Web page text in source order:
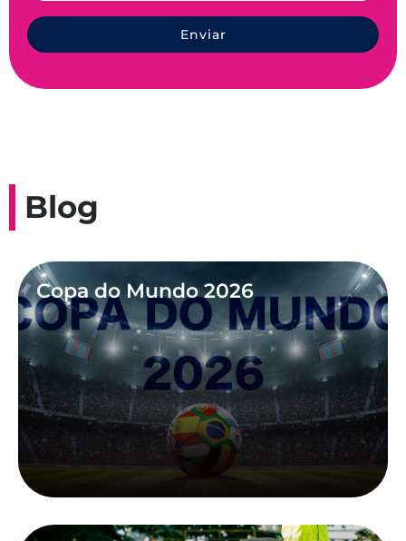
Enviar
Blog
Copa do Mundo 2026